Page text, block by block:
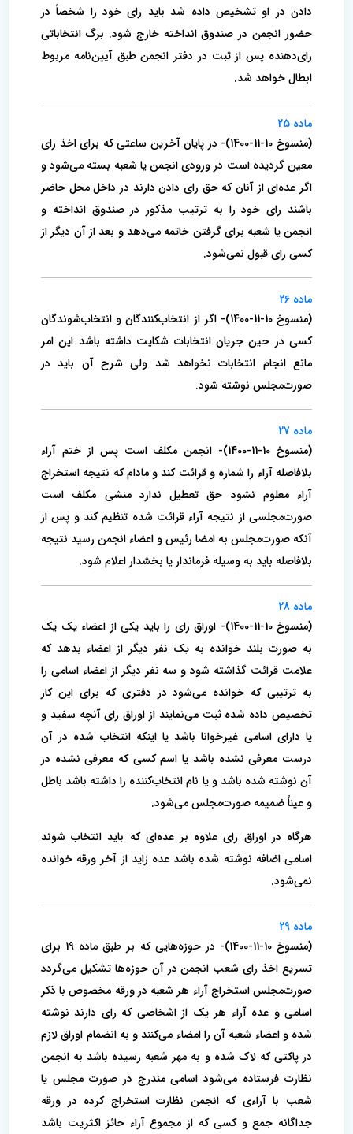
دادن در او تشخیص داده شد باید رای خود را‌ شخصاً در
حضور انجمن در صندوق انداخته خارج شود. برگ انتخاباتی
رای‌دهنده پس از ثبت در دفتر انجمن طبق آیین‌نامه مربوط
ابطال خواهد شد.
ماده 25
(منسوخ 10-11-1400)- در پایان آخرین ساعتی که برای اخذ رای
معین گردیده است در ورودی انجمن یا شعبه بسته می‌شود و
اگر عده‌ای از آنان که حق رای دادن‌ دارند در داخل محل حاضر
باشند رای خود را به ترتیب مذکور در صندوق انداخته و
انجمن یا شعبه برای گرفتن خاتمه می‌دهد و بعد از آن دیگر از‌
کسی رای قبول نمی‌شود.
ماده 26
(منسوخ 10-11-1400)- اگر از انتخاب‌کنندگان و انتخاب‌شوندگان
کسی در حین جریان انتخابات شکایت داشته باشد این امر
مانع انجام انتخابات نخواهد شد ولی شرح آن باید در
صورت‌مجلس نوشته شود.
ماده 27
(منسوخ 10-11-1400)- انجمن مکلف است پس از ختم آراء
بلافاصله آراء را شماره و قرائت کند و مادام که نتیجه استخراج
آراء معلوم نشود حق تعطیل ندارد‌ منشی مکلف است
صورت‌مجلسی از نتیجه آراء قرائت شده تنظیم کند و پس از
آنکه صورت‌مجلس به امضا رئیس و اعضاء انجمن رسید نتیجه‌
بلافاصله باید به وسیله فرماندار یا بخشدار اعلام شود.
ماده 28
(منسوخ 10-11-1400)- اوراق رای را باید یکی از اعضاء یک یک
به صورت بلند خوانده به یک نفر دیگر از اعضاء بدهد که
علامت قرائت گذاشته شود و سه نفر‌ دیگر از اعضاء اسامی را
به ترتیبی که خوانده می‌شود در دفتری که برای این کار
تخصیص داده شده ثبت می‌نمایند از اوراق رای آنچه سفید و
یا دارای‌ اسامی غیرخوانا باشد یا اینکه انتخاب شده در آن
درست معرفی نشده باشد یا اسم کسی که معرفی نشده در
آن نوشته شده باشد و یا نام انتخاب‌کننده‌ را داشته باشد باطل
و عیناً ضمیمه صورت‌مجلس می‌شود.
هرگاه در اوراق رای علاوه بر عده‌ای که باید انتخاب شوند
اسامی اضافه نوشته شده باشد عده‌ زاید از آخر ورقه خوانده
نمی‌شود.
ماده 29
(منسوخ 10-11-1400)- در حوزه‌هایی که بر طبق ماده 19 برای
تسریع اخذ رای شعب انجمن در آن حوزه‌ها تشکیل می‌گردد
صورت‌مجلس استخراج آراء هر شعبه‌ در ورقه مخصوص با ذکر
اسامی و عده آراء هر یک از اشخاصی که رای دارند نوشته
شده و اعضاء شعبه آن را امضاء می‌کنند و به انضمام اوراق لازم
در‌ پاکتی که لاک شده و به مهر شعبه رسیده باشد به انجمن
نظارت فرستاده می‌شود اسامی مندرج در صورت مجلس یا
شعب با آراءی که انجمن نظارت ‌استخراج کرده در ورقه
جداگانه جمع و کسی که از مجموع آراء حائز اکثریت باشد